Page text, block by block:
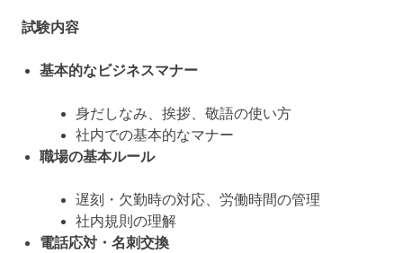
試験内容
基本的なビジネスマナー
身だしなみ、挨拶、敬語の使い方
社内での基本的なマナー
職場の基本ルール
遅刻・欠勤時の対応、労働時間の管理
社内規則の理解
電話応対・名刺交換